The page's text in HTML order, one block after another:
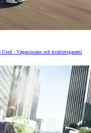
- Vägassistans och kvalitetsgaranti